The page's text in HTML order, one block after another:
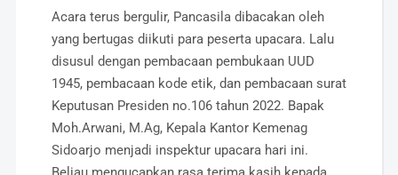
Acara terus bergulir, Pancasila dibacakan oleh
yang bertugas diikuti para peserta upacara. Lalu
disusul dengan pembacaan pembukaan UUD
1945, pembacaan kode etik, dan pembacaan surat
Keputusan Presiden no.106 tahun 2022. Bapak
Moh.Arwani, M.Ag, Kepala Kantor Kemenag
Sidoarjo menjadi inspektur upacara hari ini.